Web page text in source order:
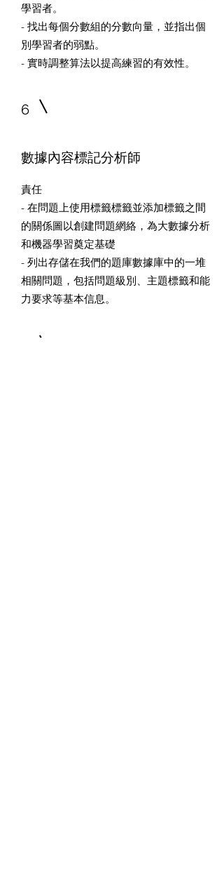
學習者。
- 找出每個分數組的分數向量，並指出個
別學習者的弱點。
- 實時調整算法以提高練習的有效性。
6
數據內容標記分析師
責任
- 在問題上使用標籤標籤並添加標籤之間
的關係圖以創建問題網絡，為大數據分析
和機器學習奠定基礎
- 列出存儲在我們的題庫數據庫中的一堆
相關問題，包括問題級別、主題標籤和能
力要求等基本信息。